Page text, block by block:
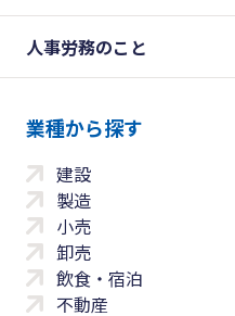
人事労務のこと
業種から探す
建設
製造
小売
卸売
飲食・宿泊
不動産